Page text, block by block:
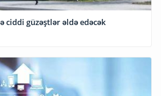
Sahibkarlar 7 il müddətinə ciddi güzəştlər əldə edəcək